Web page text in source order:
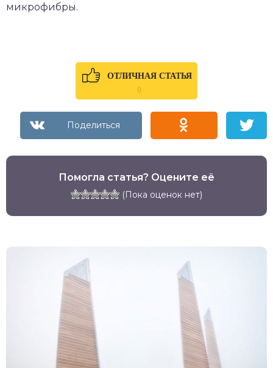
микрофибры.
ОТЛИЧНАЯ СТАТЬЯ
0
Помогла статья? Оцените её
(Пока оценок нет)